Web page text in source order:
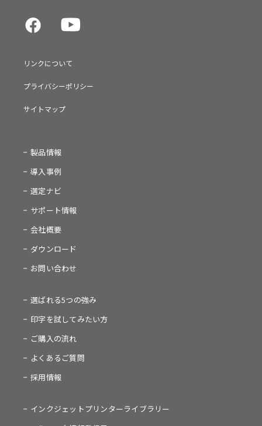
リンクについて
プライバシーポリシー
サイトマップ
製品情報
導入事例
選定ナビ
サポート情報
会社概要
ダウンロード
お問い合わせ
選ばれる5つの強み
印字を試してみたい方
ご購入の流れ
よくあるご質問
採用情報
インクジェットプリンターライブラリー